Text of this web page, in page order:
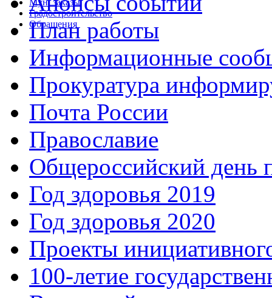
Градостроительство
Обращения
План работы
Информационные
Прокуратура
Почта России
Православие
Общероссийский день
Год здоровья 2019
Год здоровья 2020
Проекты
100-летие